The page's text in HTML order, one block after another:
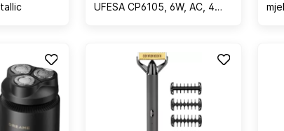
UFESA CP6105, 6W, AC, 4